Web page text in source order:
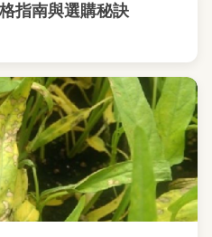
指南與選購秘訣